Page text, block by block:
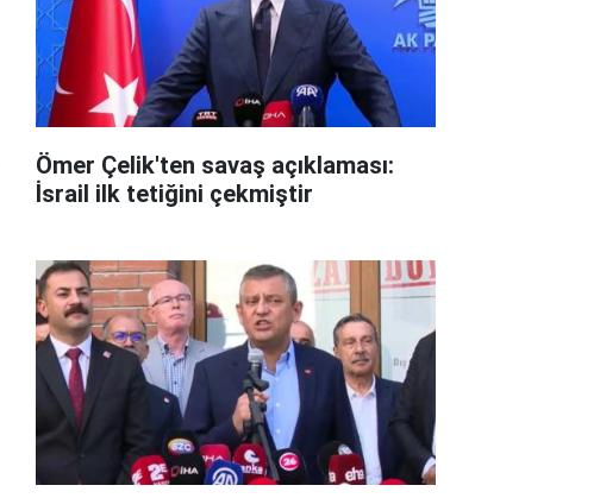
Ömer Çelik'ten savaş açıklaması:
İsrail ilk tetiğini çekmiştir